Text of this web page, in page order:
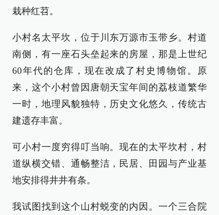
栽种红苕。
小村名太平坎，位于川东万源市玉带乡。村道
南侧，有一座石头垒起来的房屋，那是上世纪
60年代的仓库，现在改成了村史博物馆。原
来，这个小村曾因唐朝天宝年间的荔枝道繁华
一时，地理风貌独特，历史文化悠久，传统古
建遗存丰富。
可小村一度穷得叮当响。现在的太平坎村，村
道纵横交错、通畅整洁，民居、田园与产业基
地安排得井井有条。
我试图找到这个山村蜕变的内因。一个三合院